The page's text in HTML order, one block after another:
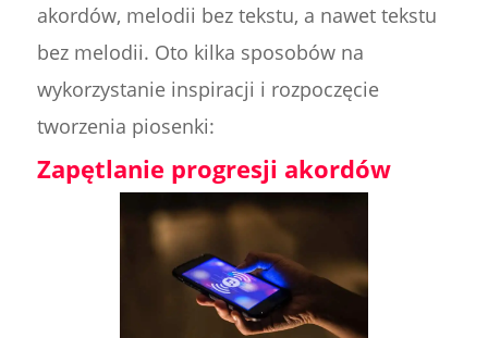
akordów, melodii bez tekstu, a nawet tekstu
bez melodii. Oto kilka sposobów na
wykorzystanie inspiracji i rozpoczęcie
tworzenia piosenki:
Zapętlanie progresji akordów